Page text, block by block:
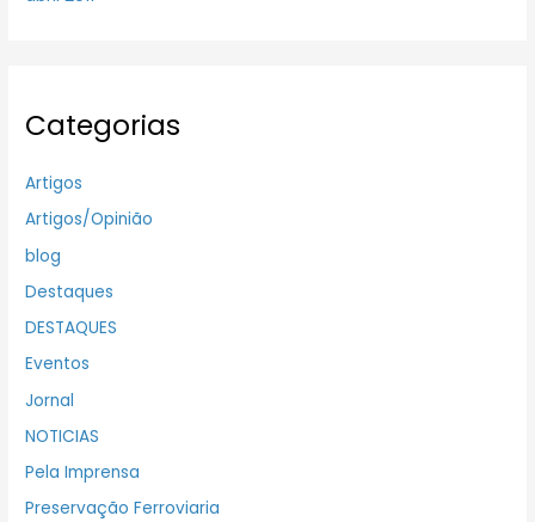
Categorias
Artigos
Artigos/Opinião
blog
Destaques
DESTAQUES
Eventos
Jornal
NOTICIAS
Pela Imprensa
Preservação Ferroviaria